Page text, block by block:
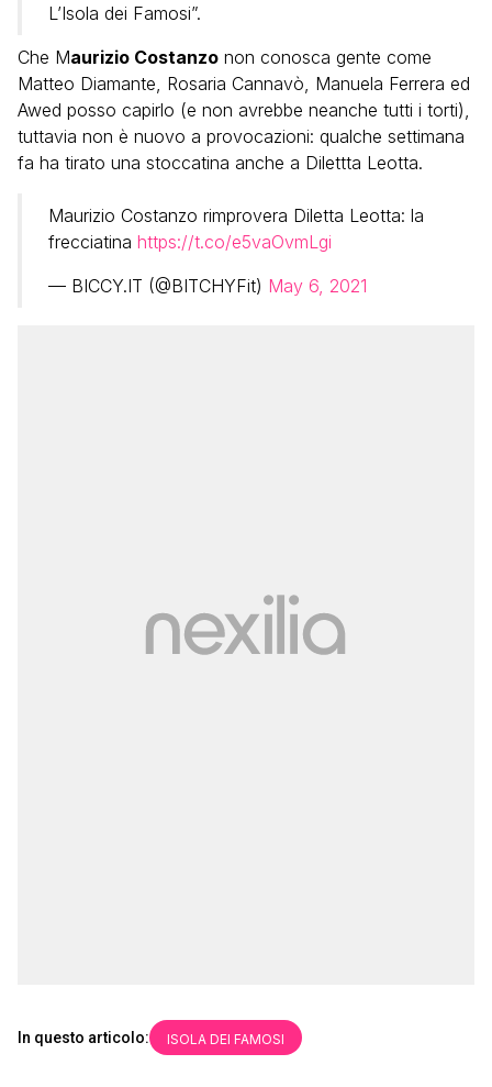
L’Isola dei Famosi”.
Che Maurizio Costanzo non conosca gente come
Matteo Diamante, Rosaria Cannavò, Manuela Ferrera ed
Awed posso capirlo (e non avrebbe neanche tutti i torti),
tuttavia non è nuovo a provocazioni: qualche settimana
fa ha tirato una stoccatina anche a Dilettta Leotta.
Maurizio Costanzo rimprovera Diletta Leotta: la
frecciatina https://t.co/e5vaOvmLgi
— BICCY.IT (@BITCHYFit) May 6, 2021
In questo articolo: ISOLA DEI FAMOSI